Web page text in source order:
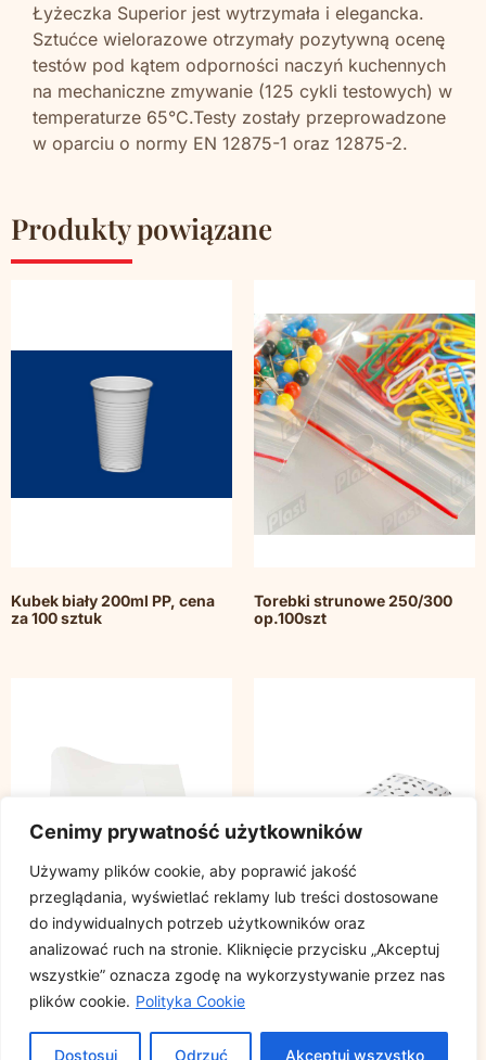
Cenimy prywatność użytkowników
Używamy plików cookie, aby poprawić jakość
przeglądania, wyświetlać reklamy lub treści dostosowane
do indywidualnych potrzeb użytkowników oraz
analizować ruch na stronie. Kliknięcie przycisku „Akceptuj
wszystkie” oznacza zgodę na wykorzystywanie przez nas
plików cookie. Polityka Cookie
Dostosuj Odrzuć Akceptuj wszystko
Łyżeczka Superior jest wytrzymała i elegancka.
Sztućce wielorazowe otrzymały pozytywną ocenę
testów pod kątem odporności naczyń kuchennych
na mechaniczne zmywanie (125 cykli testowych) w
temperaturze 65°C.Testy zostały przeprowadzone
w oparciu o normy EN 12875-1 oraz 12875-2.
Produkty powiązane
Kubek biały 200ml PP, cena
za 100 sztuk
Torebki strunowe 250/300
op.100szt
Papier siarczan 40g wymiary
50x70cm, cena za
opakowanie 10kg